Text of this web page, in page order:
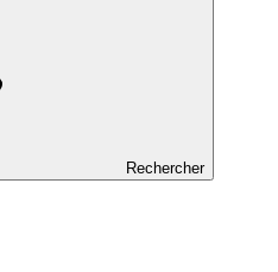
Rechercher